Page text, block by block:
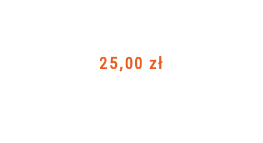
Cena
25,00 zł